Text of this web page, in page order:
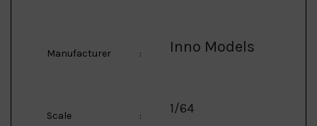
Manufacturer : Inno Models
Scale : 1/64